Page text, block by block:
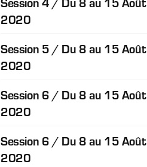
2020
Session 5 / Du 8 au 15 Août
2020
Session 6 / Du 8 au 15 Août
2020
Session 6 / Du 8 au 15 Août
2020